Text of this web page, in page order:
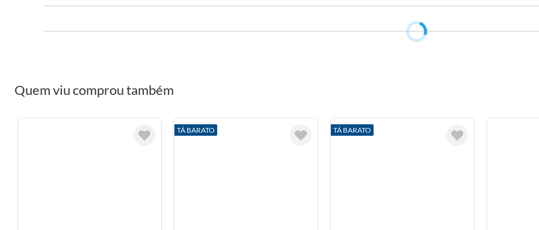
Quem viu comprou também
TÁ BARATO TÁ BARATO